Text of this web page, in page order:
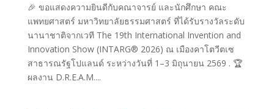
🎉 ขอแสดงความยินดีกับคณาจารย์ และนักศึกษา คณะ
แพทยศาสตร์ มหาวิทยาลัยธรรมศาสตร์ ที่ได้รับรางวัลระดับ
นานาชาติจากเวที The 19th International Invention and
Innovation Show (INTARG® 2026) ณ เมืองคาโตวีตเซ
สาธารณรัฐโปแลนด์ ระหว่างวันที่ 1–3 มิถุนายน 2569 . 🏆
ผลงาน D.R.E.A.M....